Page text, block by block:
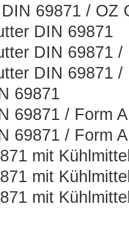
69871 / OZ
DIN 69871
DIN 69871
DIN 69871
69871
69871 / Form
69871 / Form
mit
mit
mit